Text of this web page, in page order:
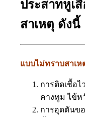
ประสาทหูเ
สาเหตุ ดังนี้
แบบไม่ทราบสาเห
การติดเชื้อไ
คางทูม ไข้ห
การอุดตันข